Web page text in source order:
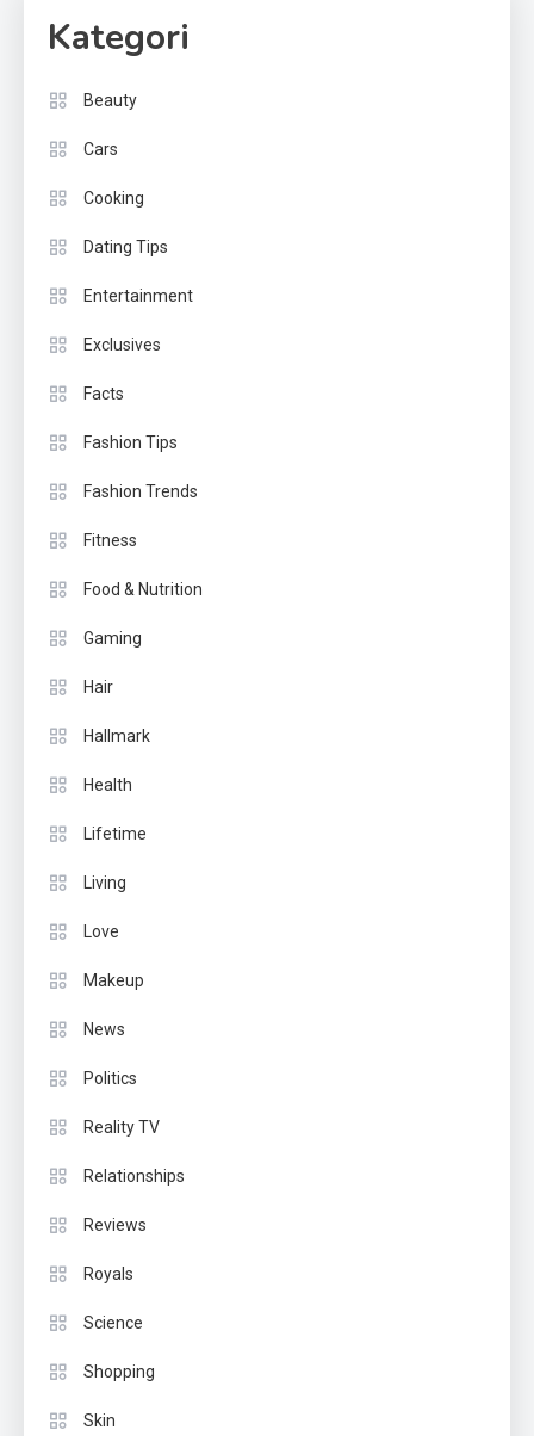
Kategori
Beauty
Cars
Cooking
Dating Tips
Entertainment
Exclusives
Facts
Fashion Tips
Fashion Trends
Fitness
Food & Nutrition
Gaming
Hair
Hallmark
Health
Lifetime
Living
Love
Makeup
News
Politics
Reality TV
Relationships
Reviews
Royals
Science
Shopping
Skin